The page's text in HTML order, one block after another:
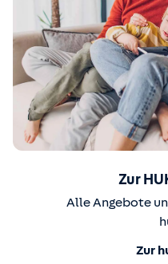
Zur
Alle Angebote
Zur